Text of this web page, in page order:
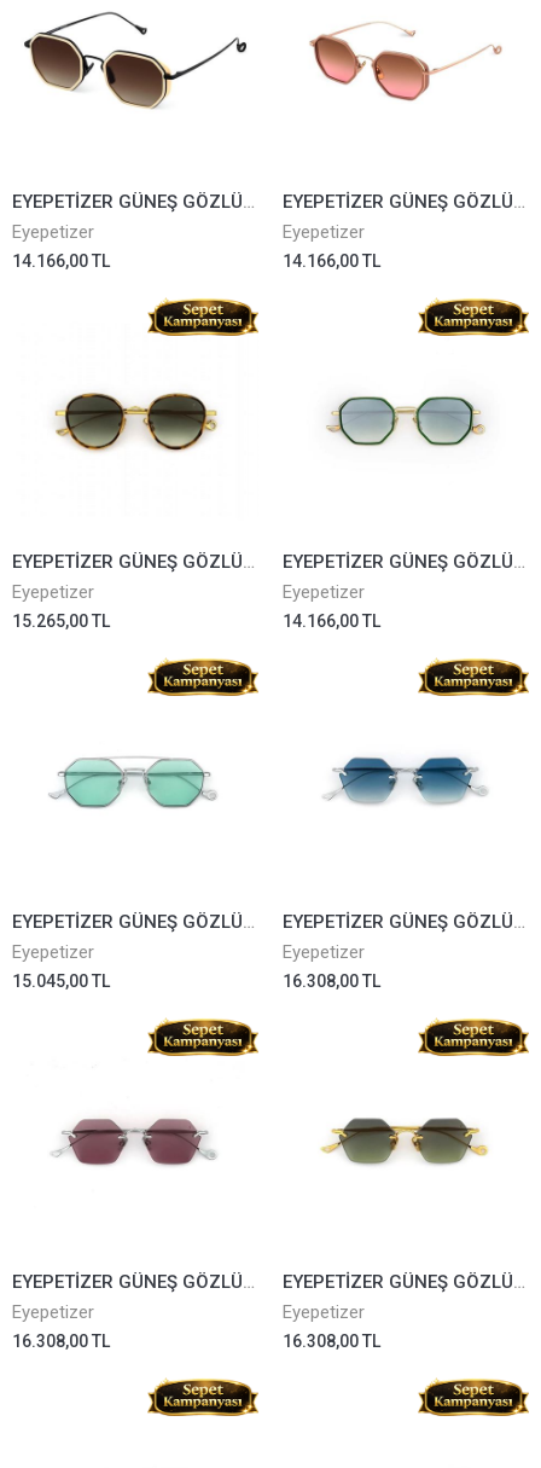
EYEPETİZER GÜNEŞ GÖZLÜĞÜ TOMMASO2 CY-6-50
Eyepetizer
14.166,00 TL
EYEPETİZER GÜNEŞ GÖZLÜĞÜ TOMMASO2 Q-9-44
Eyepetizer
14.166,00 TL
EYEPETİZER GÜNEŞ GÖZLÜĞÜ FLAME-AT-4-25
Eyepetizer
15.265,00 TL
EYEPETİZER GÜNEŞ GÖZLÜĞÜ TOMMASO2 O/O-4-25F
Eyepetizer
14.166,00 TL
EYEPETİZER GÜNEŞ GÖZLÜĞÜ YORK 1-48
Eyepetizer
15.045,00 TL
EYEPETİZER GÜNEŞ GÖZLÜĞÜ CARNABY 1-53
Eyepetizer
16.308,00 TL
EYEPETİZER GÜNEŞ GÖZLÜĞÜ CARNABY 1-55
Eyepetizer
16.308,00 TL
EYEPETİZER GÜNEŞ GÖZLÜĞÜ CARNABY 4-52
Eyepetizer
16.308,00 TL